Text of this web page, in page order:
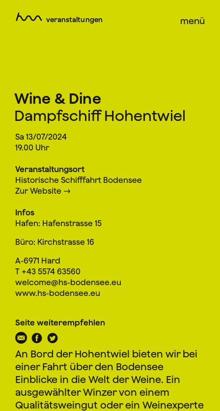
veranstaltungen menü
Wine & Dine
Dampfschiff Hohentwiel
Sa 13/07/2024
19.00 Uhr
Veranstaltungsort
Historische Schifffahrt Bodensee
Zur Website
Infos
Hafen: Hafenstrasse 15
Büro: Kirchstrasse 16
A-6971 Hard
T +43 5574 63560
welcome@hs-bodensee.eu
www.hs-bodensee.eu
Seite weiterempfehlen
An Bord der Hohentwiel bieten wir bei
einer Fahrt über den Bodensee
Einblicke in die Welt der Weine. Ein
ausgewählter Winzer von einem
Qualitätsweingut oder ein Weinexperte